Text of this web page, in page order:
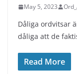
May 5, 2023
Dåliga ordvitsar
dåliga att de
Read More